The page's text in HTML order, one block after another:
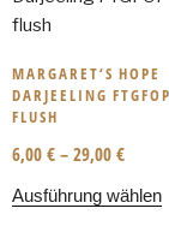
MARGARET‘S HOPE
DARJEELING
FLUSH
6,00 € – 29,00 €
Ausführung wählen